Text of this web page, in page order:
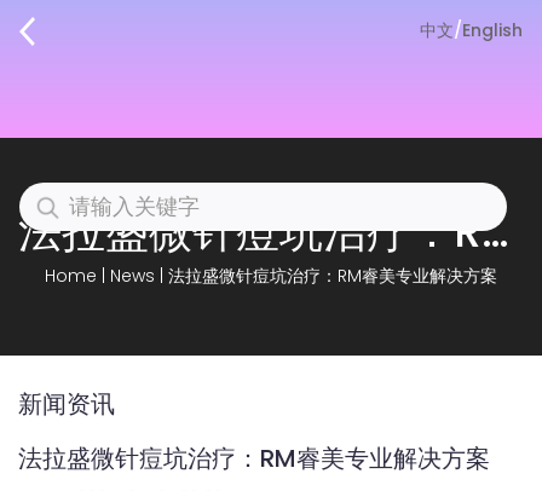
中文/English
法拉盛微针痘坑治疗：RM睿美专业解决方案
Home News 法拉盛微针痘坑治疗：RM睿美专业解决方案
新闻资讯
法拉盛微针痘坑治疗：RM睿美专业解决方案